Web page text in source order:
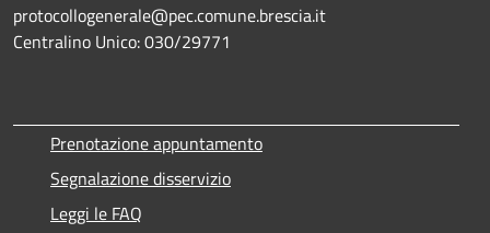
protocollogenerale@pec.comune.brescia.it
Centralino Unico: 030/29771
Prenotazione appuntamento
Segnalazione disservizio
Leggi le FAQ